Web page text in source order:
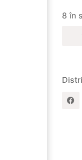
8 în
Pot
in
Hristos